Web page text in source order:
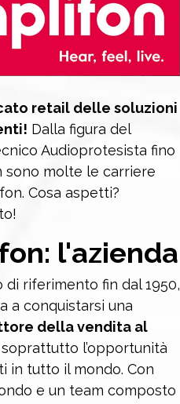
retail delle soluzioni
Dalla figura del
Audioprotesista fino
sono molte le carriere
Cosa aspetti?
l'azienda
riferimento fin dal 1950,
a conquistarsi una
della vendita al
l’opportunità
in tutto il mondo. Con
e un team composto